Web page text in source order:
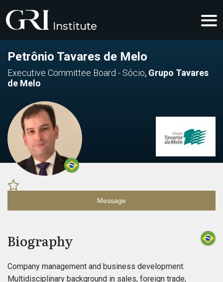
Petrônio Tavares de Melo
Executive Committee Board - Sócio, Grupo Tavares
de Melo
Message
Biography
Company management and business development.
Multidisciplinary background in sales, foreign trade,